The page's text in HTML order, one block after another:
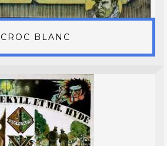
CROC BLANC